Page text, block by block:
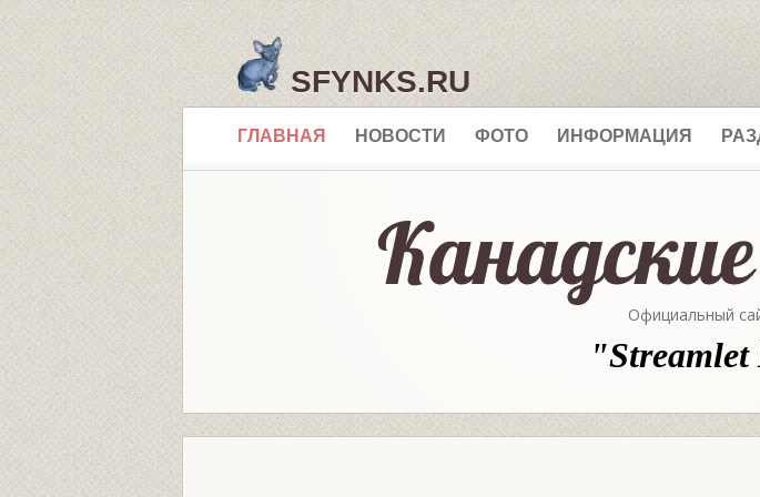
SFYNKS.RU
ГЛАВНАЯ НОВОСТИ ФОТО ИНФОРМАЦИЯ
Официальный